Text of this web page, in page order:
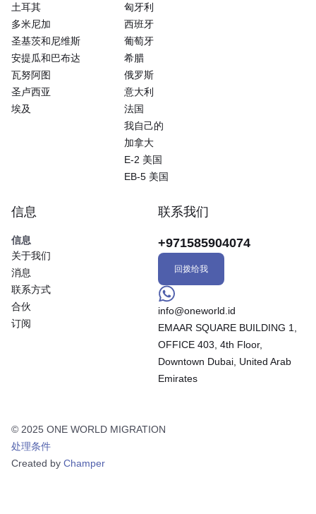
土耳其
多米尼加
圣基茨和尼维斯
安提瓜和巴布达
瓦努阿图
圣卢西亚
埃及
匈牙利
西班牙
葡萄牙
希腊
俄罗斯
意大利
法国
我自己的
加拿大
E-2 美国
EB-5 美国
信息
信息
关于我们
消息
联系方式
合伙
订阅
联系我们
+971585904074
回拨给我
info@oneworld.id
EMAAR SQUARE BUILDING 1,
OFFICE 403, 4th Floor,
Downtown Dubai, United Arab
Emirates
© 2025 ONE WORLD MIGRATION
处理条件
Created by Champer